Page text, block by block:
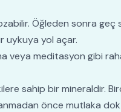
Öğleden sonra geç
uykuya yol açar.
veya meditasyon gibi
sahip bir mineraldir.
önce mutlaka